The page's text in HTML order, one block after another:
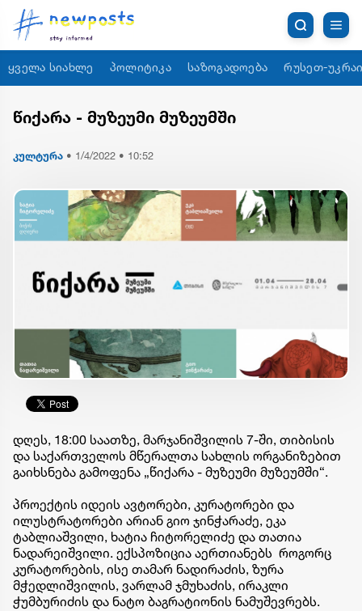
ყველა სიახლე პოლიტიკა საზოგადოება რუსეთ-
წიქარა - მუზეუმი მუზეუმში
კულტურა • 1/4/2022 • 10:52
დღეს, 18:00 საათზე, მარჯანიშვილის 7-ში, თიბისის
და საქართველოს მწერალთა სახლის ორგანიზებით
გაიხსნება გამოფენა „წიქარა - მუზეუმი მუზეუმში“.
პროექტის იდეის ავტორები, კურატორები და
ილუსტრატორები არიან გიო ჯინჭარაძე, ეკა
ტაბლიაშვილი, ხატია ჩიტორელიძე და თათია
ნადარეიშვილი. ექსპოზიცია აერთიანებს როგორც
კურატორების, ისე თამარ ნადირაძის, ზურა
მჭედლიშვილის, ვარლამ ჯმუხაძის, ირაკლი
ჭუმბურიძის და ნატო ბაგრატიონის ნამუშევრებს.